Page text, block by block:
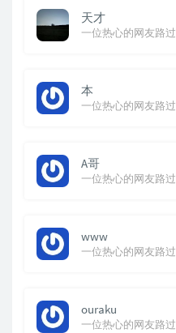
天才
一位热心的网友路过
本
一位热心的网友路过
A哥
一位热心的网友路过
www
一位热心的网友路过
ouraku
一位热心的网友路过